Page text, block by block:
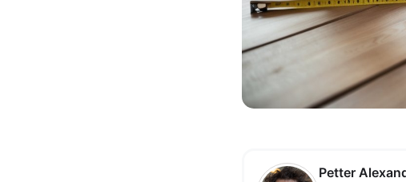
Petter